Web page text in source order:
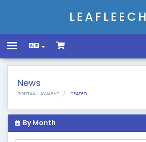
LEAFLEECH
Toggle
Store
Teated
Teadmistebaas
News
PORTAALI AVALEHT TEATED
By Month